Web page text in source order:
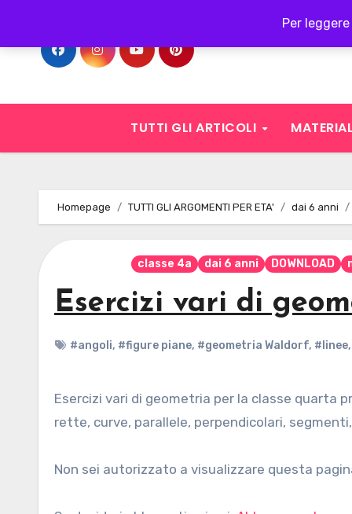
Per
content
TUTTI GLI ARTICOLI
Homepage TUTTI GLI ARGOMENTI PER ETA' dai 6 anni
classe 4a dai 6 anni DOWNLOAD
Esercizi vari di
#angoli, #figure piane, #geometria Waldorf, #linee,
Esercizi vari di geometria per la classe quarta pronti per il download e la stampa in formato pdf: angoli, linee
rette, curve, parallele, perpendicolari,
Non sei autorizzato a visualizzare questa